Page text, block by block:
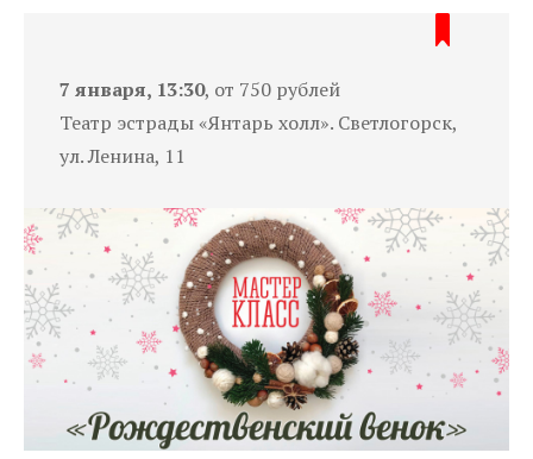
7 января, 13:30, от 750 рублей
Театр эстрады «Янтарь холл». Светлогорск,
ул. Ленина, 11